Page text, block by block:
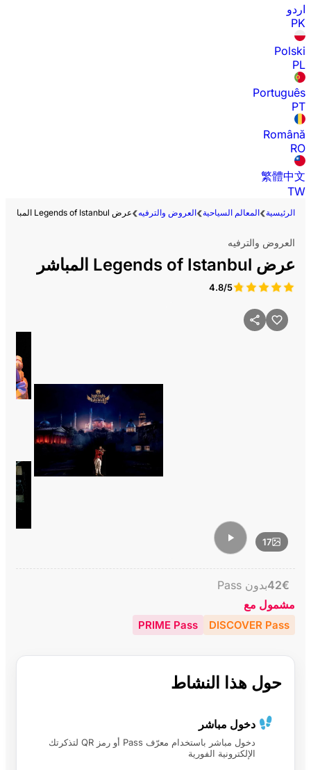
اردو
PK
Polski
PL
Português
PT
Română
RO
繁體中文
TW
الرئيسية المعالم السياحية العروض والترفيه عرض Legends of Istanbul المباشر
17
العروض والترفيه
عرض Legends of Istanbul المباشر
4.8/5
€
42بدون Pass
مشمول مع
DISCOVER Pass
PRIME Pass
حول هذا النشاط
دخول مباشر
دخول مباشر باستخدام معرّف Pass أو رمز QR لتذكرتك
الإلكترونية الفورية